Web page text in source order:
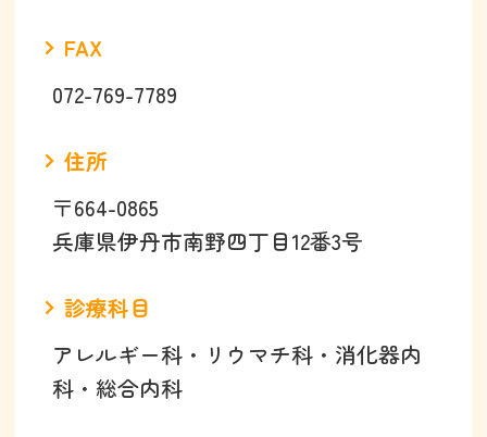
FAX
072-769-7789
住所
〒664-0865
兵庫県伊丹市南野四丁目12番3号
診療科目
アレルギー科・リウマチ科・消化器内
科・総合内科